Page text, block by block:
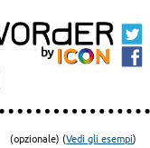
(opzionale) (Vedi gli esempi)